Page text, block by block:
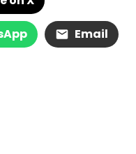
Email